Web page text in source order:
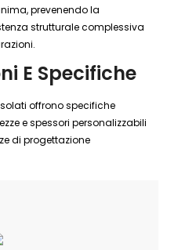
prevenendo la
strutturale complessiva
E Specifiche
offrono specifiche
e spessori personalizzabili
di progettazione